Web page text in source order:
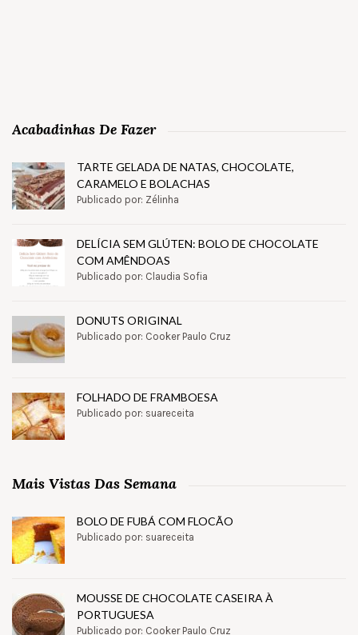
Acabadinhas De Fazer
TARTE GELADA DE NATAS, CHOCOLATE,
CARAMELO E BOLACHAS
Publicado por: Zélinha
DELÍCIA SEM GLÚTEN: BOLO DE CHOCOLATE
COM AMÊNDOAS
Publicado por: Claudia Sofia
DONUTS ORIGINAL
Publicado por: Cooker Paulo Cruz
FOLHADO DE FRAMBOESA
Publicado por: suareceita
Mais Vistas Das Semana
BOLO DE FUBÁ COM FLOCÃO
Publicado por: suareceita
MOUSSE DE CHOCOLATE CASEIRA À
PORTUGUESA
Publicado por: Cooker Paulo Cruz